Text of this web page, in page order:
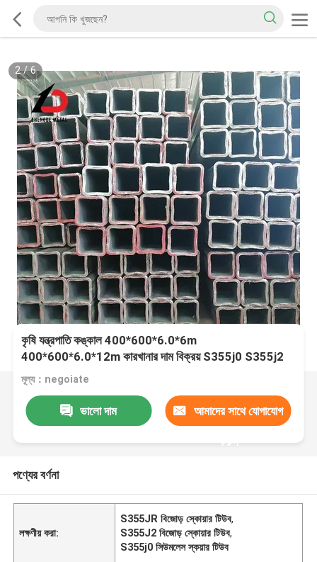
2/6
কৃষি যন্ত্রপাতি কঙ্কাল 400*600*6.0*6m
400*600*6.0*12m কারখানার দাম বিক্রয় S355j0 S355j2
S355jr হট রোলড সিউমলেস স্কয়ার টিউব
মূল্য：negoiate
ভালো দাম আমাদের সাথে যোগাযোগ
করুন
পণ্যের বর্ণনা
লক্ষণীয় করা:
S355JR বিজোড় স্কোয়ার টিউব,
S355J2 বিজোড় স্কোয়ার টিউব,
S355j0 সিউমলেস স্কয়ার টিউব